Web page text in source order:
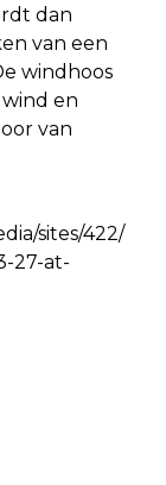
dan
van een
windhoos
en
van
sites/422/
27-at-